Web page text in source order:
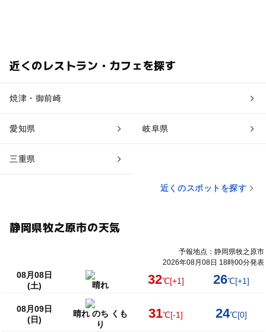
近くのレストラン・カフェを探す
焼津・御前崎
愛知県 岐阜県
三重県
近くのスポットを探す
静岡県牧之原市の天気
予報地点：静岡県牧之原市
2026年08月08日 18時00分発表
08月08日
(土)
晴れ 32℃[+1] 26℃[+1]
08月09日
(日)
晴れ のち くも
り
31℃[-1] 24℃[0]